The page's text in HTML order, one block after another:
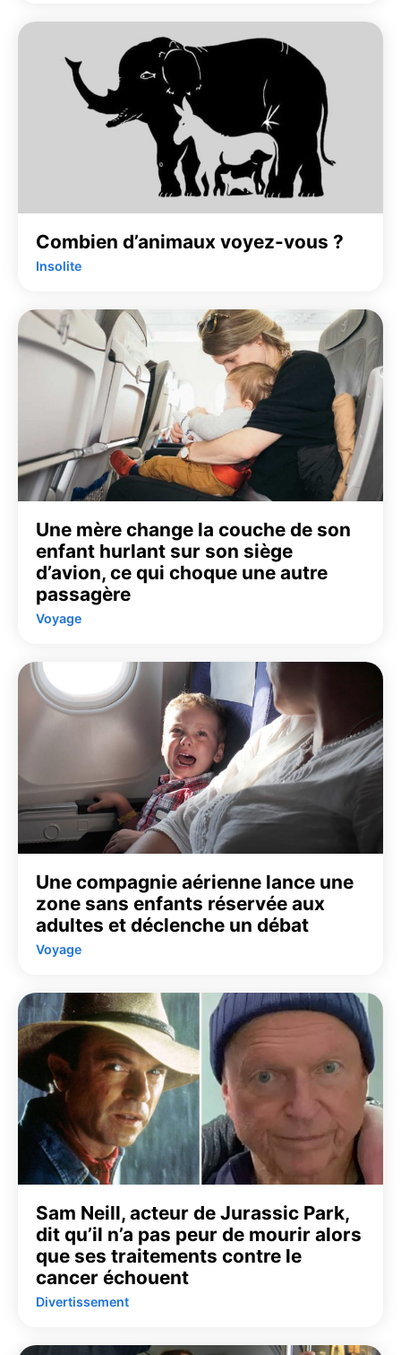
Combien d’animaux voyez-vous ?
Insolite
Une mère change la couche de son
enfant hurlant sur son siège
d’avion, ce qui choque une autre
passagère
Voyage
Une compagnie aérienne lance une
zone sans enfants réservée aux
adultes et déclenche un débat
Voyage
Sam Neill, acteur de Jurassic Park,
dit qu’il n’a pas peur de mourir alors
que ses traitements contre le
cancer échouent
Divertissement